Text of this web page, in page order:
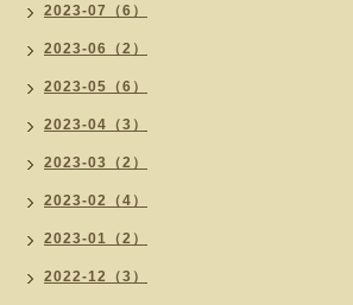
2023-07（6）
2023-06（2）
2023-05（6）
2023-04（3）
2023-03（2）
2023-02（4）
2023-01（2）
2022-12（3）